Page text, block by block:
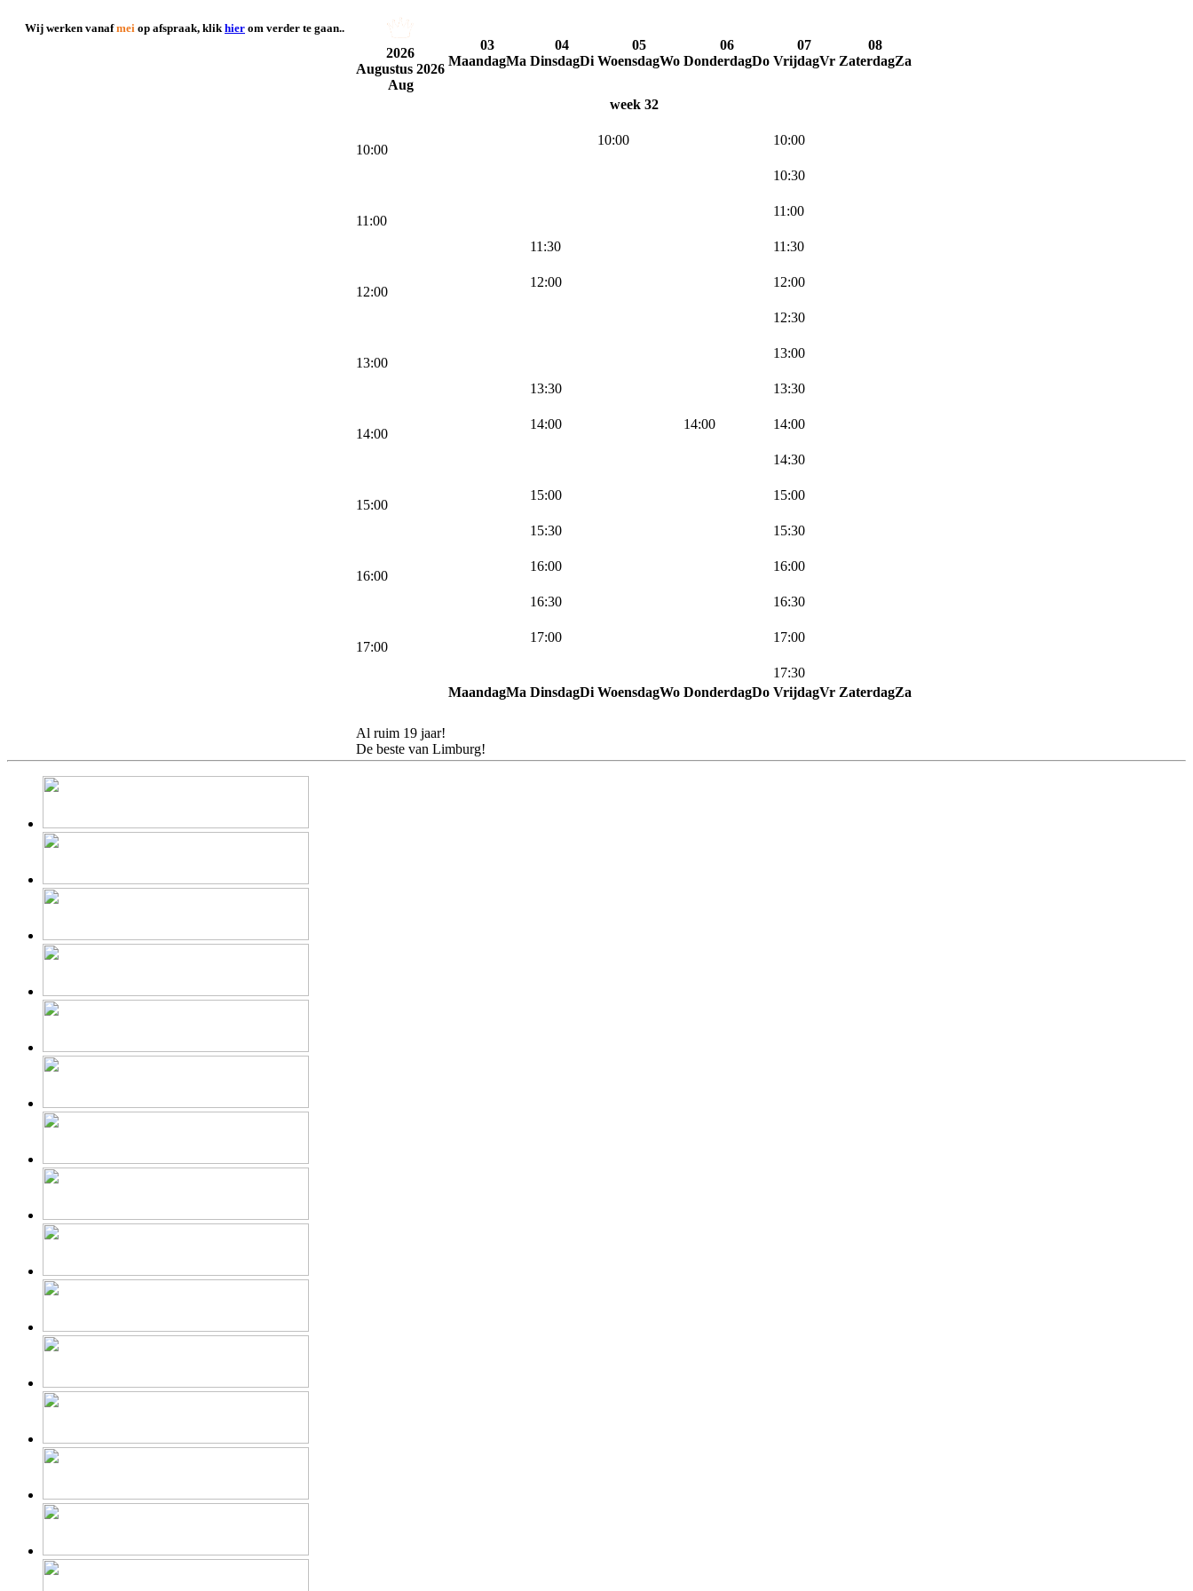
Wij werken vanafmei op afspraak, klikhier om verder te gaan..
2026
Augustus 2026
Aug
03
MaandagMa
04
DinsdagDi
05
WoensdagWo
06
DonderdagDo
07
VrijdagVr
08
ZaterdagZa
week 32
10:00
10:00 10:00
10:30
11:00
11:00
11:30 11:30
12:00
12:00 12:00
12:30
13:00
13:00
13:30 13:30
14:00
14:00 14:00 14:00
14:30
15:00
15:00 15:00
15:30 15:30
16:00
16:00 16:00
16:30 16:30
17:00
17:00 17:00
17:30
MaandagMa DinsdagDi WoensdagWo DonderdagDo VrijdagVr ZaterdagZa
Al ruim 19 jaar!
De beste van Limburg!